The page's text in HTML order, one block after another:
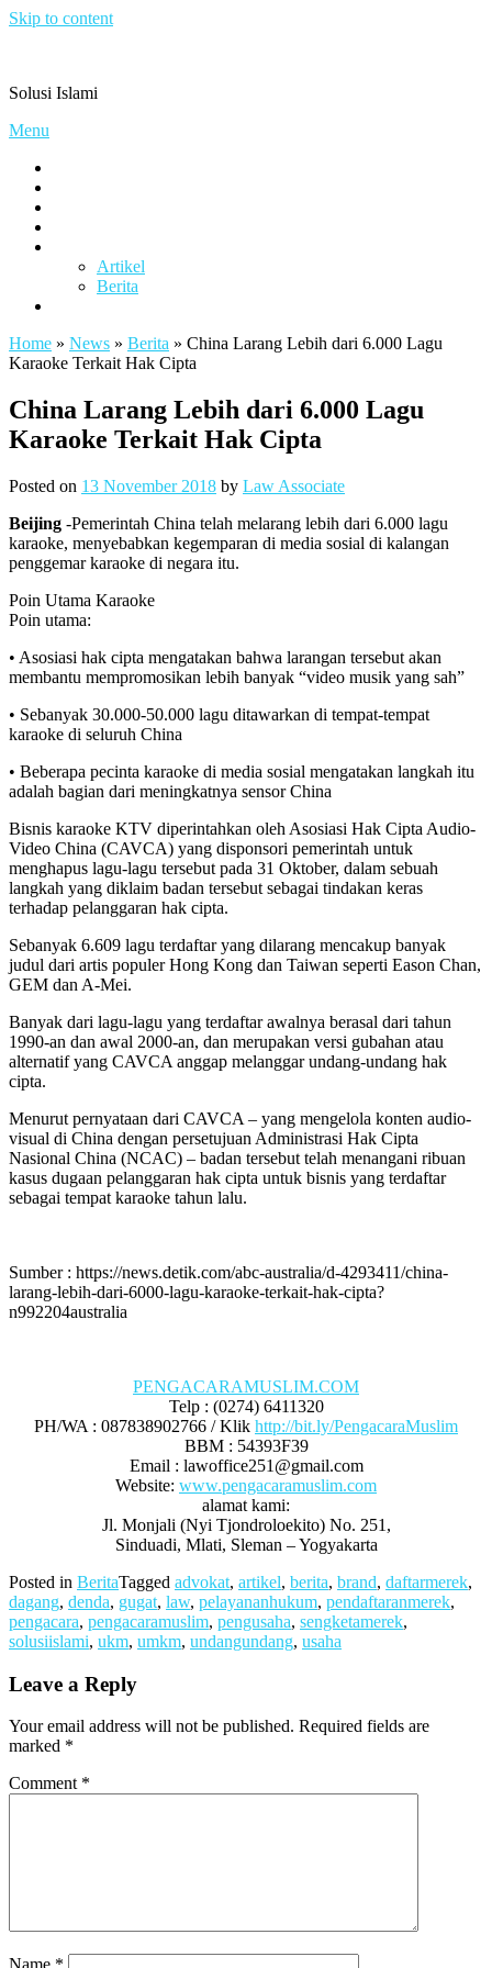
Skip to content
Solusi Islami
Menu
Artikel
Berita
Home » News » Berita » China Larang Lebih dari 6.000 Lagu
Karaoke Terkait Hak Cipta
China Larang Lebih dari 6.000 Lagu
Karaoke Terkait Hak Cipta
Posted on 13 November 2018 by Law Associate
Beijing -Pemerintah China telah melarang lebih dari 6.000 lagu
karaoke, menyebabkan kegemparan di media sosial di kalangan
penggemar karaoke di negara itu.
Poin Utama Karaoke
Poin utama:
• Asosiasi hak cipta mengatakan bahwa larangan tersebut akan
membantu mempromosikan lebih banyak “video musik yang sah”
• Sebanyak 30.000-50.000 lagu ditawarkan di tempat-tempat
karaoke di seluruh China
• Beberapa pecinta karaoke di media sosial mengatakan langkah itu
adalah bagian dari meningkatnya sensor China
Bisnis karaoke KTV diperintahkan oleh Asosiasi Hak Cipta Audio-
Video China (CAVCA) yang disponsori pemerintah untuk
menghapus lagu-lagu tersebut pada 31 Oktober, dalam sebuah
langkah yang diklaim badan tersebut sebagai tindakan keras
terhadap pelanggaran hak cipta.
Sebanyak 6.609 lagu terdaftar yang dilarang mencakup banyak
judul dari artis populer Hong Kong dan Taiwan seperti Eason Chan,
GEM dan A-Mei.
Banyak dari lagu-lagu yang terdaftar awalnya berasal dari tahun
1990-an dan awal 2000-an, dan merupakan versi gubahan atau
alternatif yang CAVCA anggap melanggar undang-undang hak
cipta.
Menurut pernyataan dari CAVCA – yang mengelola konten audio-
visual di China dengan persetujuan Administrasi Hak Cipta
Nasional China (NCAC) – badan tersebut telah menangani ribuan
kasus dugaan pelanggaran hak cipta untuk bisnis yang terdaftar
sebagai tempat karaoke tahun lalu.
Sumber : https://news.detik.com/abc-australia/d-4293411/china-
larang-lebih-dari-6000-lagu-karaoke-terkait-hak-cipta?
n992204australia
PENGACARAMUSLIM.COM
Telp : (0274) 6411320
PH/WA : 087838902766 / Klik http://bit.ly/PengacaraMuslim
BBM : 54393F39
Email : lawoffice251@gmail.com
Website: www.pengacaramuslim.com
alamat kami:
Jl. Monjali (Nyi Tjondroloekito) No. 251,
Sinduadi, Mlati, Sleman – Yogyakarta
Posted in BeritaTagged advokat, artikel, berita, brand, daftarmerek,
dagang, denda, gugat, law, pelayananhukum, pendaftaranmerek,
pengacara, pengacaramuslim, pengusaha, sengketamerek,
solusiislami, ukm, umkm, undangundang, usaha
Leave a Reply
Your email address will not be published. Required fields are
marked *
Comment *